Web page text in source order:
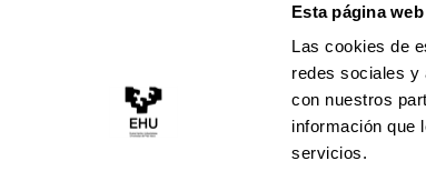
Esta página
Las cookies de
redes sociales y
con nuestros
información que
servicios.